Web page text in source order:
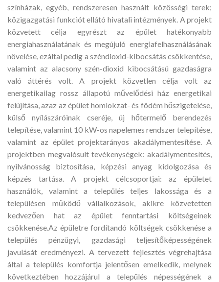
színházak, egyéb, rendszeresen használt közösségi terek;
közigazgatási funkciót ellátó hivatali intézmények. A projekt
közvetett célja egyrészt az épület hatékonyabb
energiahasználatának és megújuló energiafelhasználásának
növelése, ezáltal pedig a széndioxid-kibocsátás csökkentése,
valamint az alacsony szén-dioxid kibocsátású gazdaságra
való áttérés volt. A projekt közvetlen célja volt az
energetikailag rossz állapotú művelődési ház energetikai
felújítása, azaz az épület homlokzat- és födém hőszigetelése,
külső nyílászáróinak cseréje, új hőtermelő berendezés
telepítése, valamint 10 kW-os napelemes rendszer telepítése,
valamint az épület projektarányos akadálymentesítése. A
projektben megvalósult tevékenységek: akadálymentesítés,
nyilvánosság biztosítása, képzési anyag kidolgozása és
képzés tartása. A projekt célcsoportjai: az épületet
használók, valamint a település teljes lakossága és a
településen működő vállalkozások, akikre közvetetten
kedvezően hat az épület fenntartási költségeinek
csökkenése.Az épületre fordítandó költségek csökkenése a
település pénzügyi, gazdasági teljesítőképességének
javulását eredményezi. A tervezett fejlesztés végrehajtása
által a település komfortja jelentősen emelkedik, melynek
következtében hozzájárul a település népességének a